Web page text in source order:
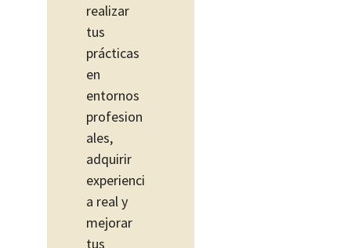
realizar
tus
prácticas
en
entornos
profesion
ales,
adquirir
experienci
a real y
mejorar
tus